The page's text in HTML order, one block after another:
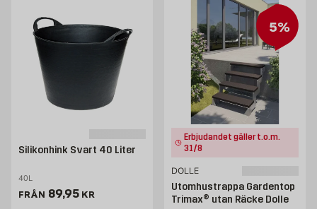
Silikonhink Svart 40 Liter
40L
FRÅN Pris 89.95 kr
89,95 KR
5%
Erbjudandet gäller t.o.m.
31/8
DOLLE
Utomhustrappa Gardentop
Trimax® utan Räcke Dolle